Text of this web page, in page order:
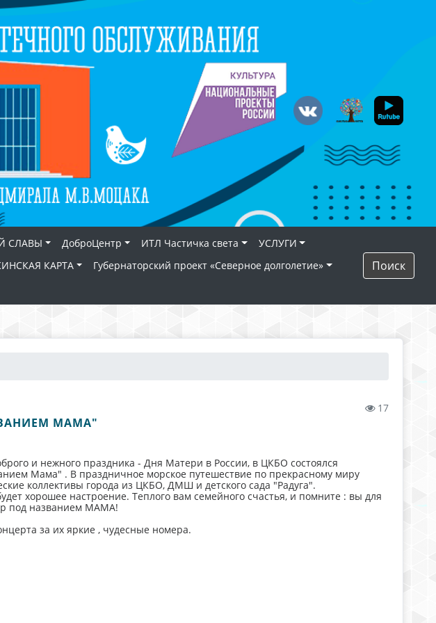
СЛАВЫ ДоброЦентр ИТЛ Частичка света
УСЛУГИ
КАРТА
Губернаторский проект «Северное долголетие»
Поиск
17
МАМА"
и нежного праздника - Дня Матери в России, в ЦКБО состоялся
Мама" . В праздничное морское путешествие по прекрасному миру
коллективы города из ЦКБО, ДМШ и детского сада "Радуга".
хорошее настроение. Теплого вам семейного счастья, и помните : вы для
под названием МАМА!
за их яркие , чудесные номера.